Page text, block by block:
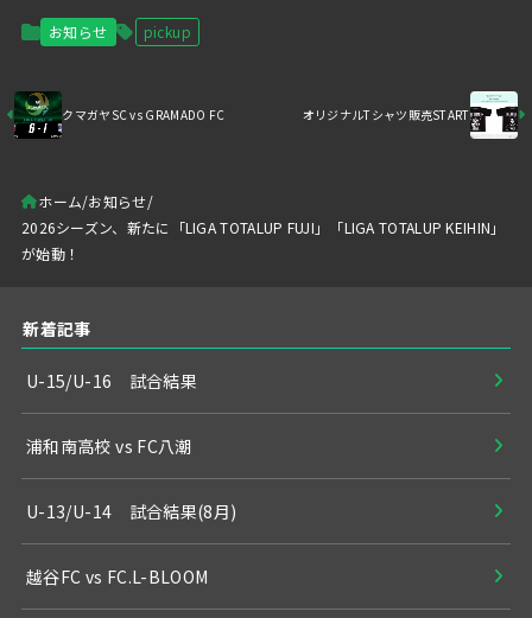
お知らせ pickup
クマガヤSC vs GRAMADO FC オリジナルTシャツ販売START
ホーム お知らせ
2026シーズン、新たに「LIGA TOTALUP FUJI」「LIGA TOTALUP KEIHIN」
が始動！
新着記事
U-15/U-16 試合結果
浦和南高校 vs FC八潮
U-13/U-14 試合結果(8月)
越谷FC vs FC.L-BLOOM